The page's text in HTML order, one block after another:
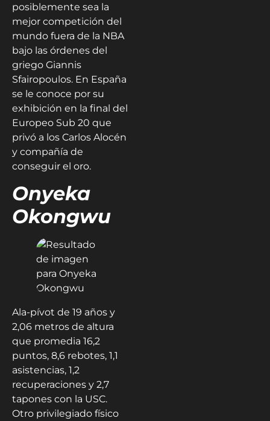
posiblemente sea la
mejor competición del
mundo fuera de la NBA
bajo las órdenes del
griego Giannis
Sfairopoulos. En España
se le conoce por su
exhibición en la final del
Europeo Sub 20 que
privó a los Carlos Alocén
y compañía de
conseguir el oro.
Onyeka
Okongwu
Ala-pívot de 19 años y
2,06 metros de altura
que promedia 16,2
puntos, 8,6 rebotes, 1,1
asistencias, 1,2
recuperaciones y 2,7
tapones con la USC.
Otro privilegiado físico